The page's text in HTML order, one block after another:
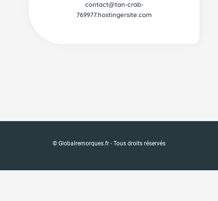
contact@tan-crab-
769977.hostingersite.com
© Globalremorques.fr - Tous droits réservés